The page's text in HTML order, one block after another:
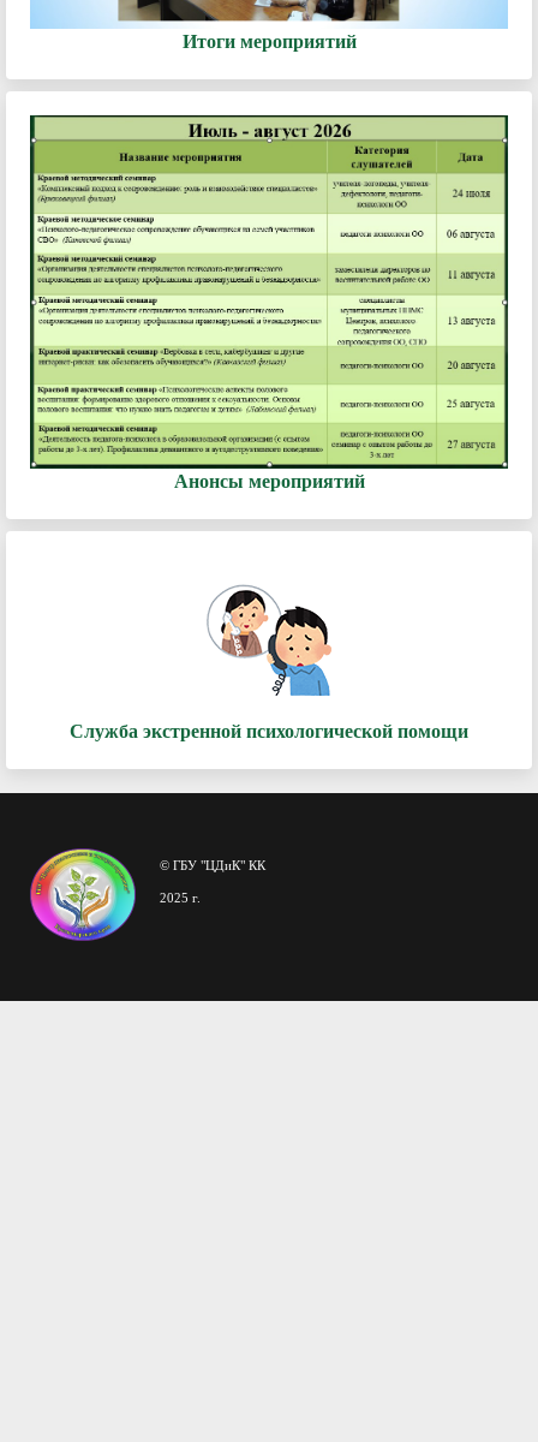
Итоги мероприятий
Анонсы мероприятий
Служба экстренной психологической помощи
© ГБУ "ЦДиК" КК
2025 г.